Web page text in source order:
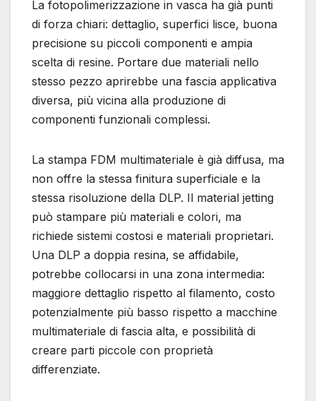
La fotopolimerizzazione in vasca ha già punti
di forza chiari: dettaglio, superfici lisce, buona
precisione su piccoli componenti e ampia
scelta di resine. Portare due materiali nello
stesso pezzo aprirebbe una fascia applicativa
diversa, più vicina alla produzione di
componenti funzionali complessi.
La stampa FDM multimateriale è già diffusa, ma
non offre la stessa finitura superficiale e la
stessa risoluzione della DLP. Il material jetting
può stampare più materiali e colori, ma
richiede sistemi costosi e materiali proprietari.
Una DLP a doppia resina, se affidabile,
potrebbe collocarsi in una zona intermedia:
maggiore dettaglio rispetto al filamento, costo
potenzialmente più basso rispetto a macchine
multimateriale di fascia alta, e possibilità di
creare parti piccole con proprietà
differenziate.